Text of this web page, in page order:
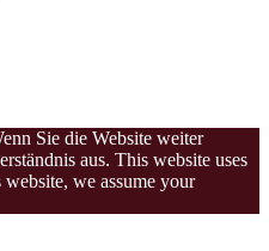
Sie die Website weiter
aus. This website uses
we assume your